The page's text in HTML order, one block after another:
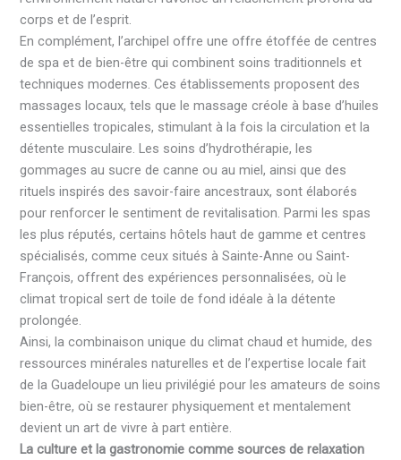
corps et de l’esprit.
En complément, l’archipel offre une offre étoffée de centres
de spa et de bien-être qui combinent soins traditionnels et
techniques modernes. Ces établissements proposent des
massages locaux, tels que le massage créole à base d’huiles
essentielles tropicales, stimulant à la fois la circulation et la
détente musculaire. Les soins d’hydrothérapie, les
gommages au sucre de canne ou au miel, ainsi que des
rituels inspirés des savoir-faire ancestraux, sont élaborés
pour renforcer le sentiment de revitalisation. Parmi les spas
les plus réputés, certains hôtels haut de gamme et centres
spécialisés, comme ceux situés à Sainte-Anne ou Saint-
François, offrent des expériences personnalisées, où le
climat tropical sert de toile de fond idéale à la détente
prolongée.
Ainsi, la combinaison unique du climat chaud et humide, des
ressources minérales naturelles et de l’expertise locale fait
de la Guadeloupe un lieu privilégié pour les amateurs de soins
bien-être, où se restaurer physiquement et mentalement
devient un art de vivre à part entière.
La culture et la gastronomie comme sources de relaxation